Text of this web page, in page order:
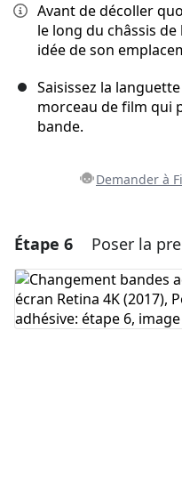
Avant de décoller
le long du châssis
idée de son
Saisissez la
morceau de film qui
bande.
Demander à
Ajouter
Ajouter un
Étape 6 Poser la